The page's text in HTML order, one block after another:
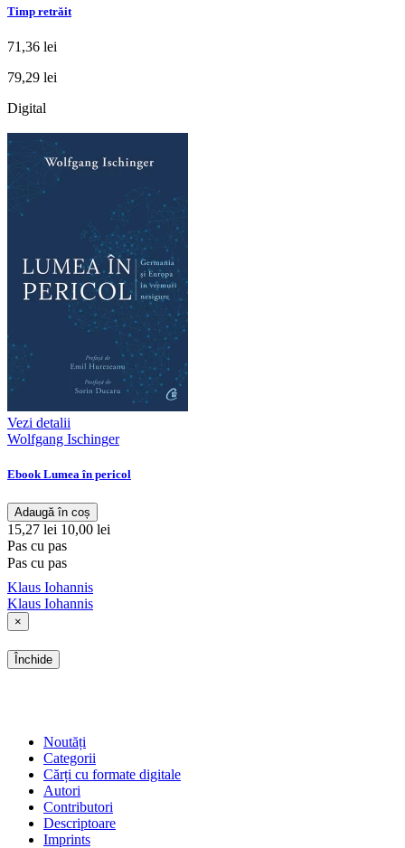
Timp retrăit
71,36 lei
79,29 lei
Digital
Vezi detalii
Wolfgang Ischinger
Ebook Lumea în pericol
Adaugă în coș
15,27 lei 10,00 lei
Pas cu pas
Pas cu pas
Klaus Iohannis
Klaus Iohannis
×
Închide
Noutăți
Categorii
Cărți cu formate digitale
Autori
Contributori
Descriptoare
Imprints